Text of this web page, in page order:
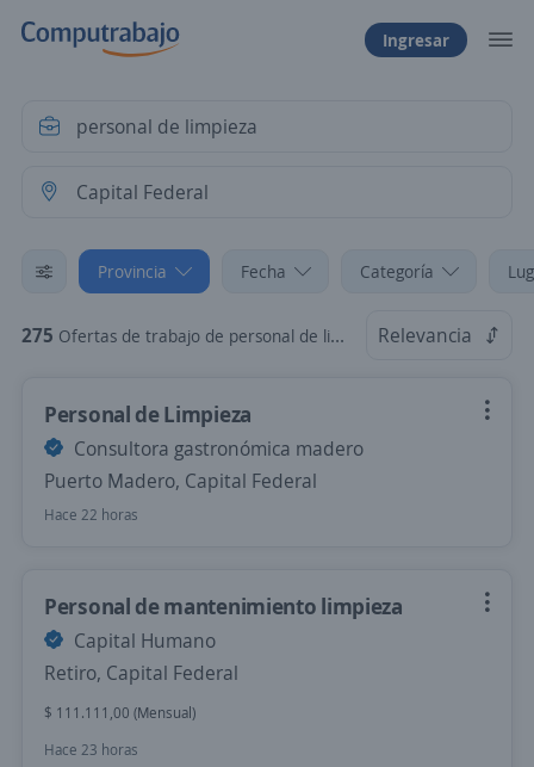
Ingresar
Provincia Fecha Categoría
275 Ofertas de trabajo de personal de limpieza en Capital Federal Relevancia
Personal de Limpieza
Consultora gastronómica madero
Puerto Madero, Capital Federal
Hace 22 horas
Personal de mantenimiento limpieza
Capital Humano
Retiro, Capital Federal
$ 111.111,00 (Mensual)
Hace 23 horas